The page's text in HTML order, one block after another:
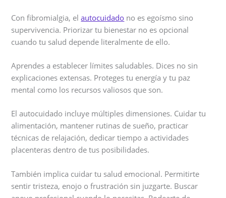
Con fibromialgia, elautocuidado no es egoísmo sino
supervivencia. Priorizar tu bienestar no es opcional
cuando tu salud depende literalmente de ello.
Aprendes a establecer límites saludables. Dices no sin
explicaciones extensas. Proteges tu energía y tu paz
mental como los recursos valiosos que son.
El autocuidado incluye múltiples dimensiones. Cuidar tu
alimentación, mantener rutinas de sueño, practicar
técnicas de relajación, dedicar tiempo a actividades
placenteras dentro de tus posibilidades.
También implica cuidar tu salud emocional. Permitirte
sentir tristeza, enojo o frustración sin juzgarte. Buscar